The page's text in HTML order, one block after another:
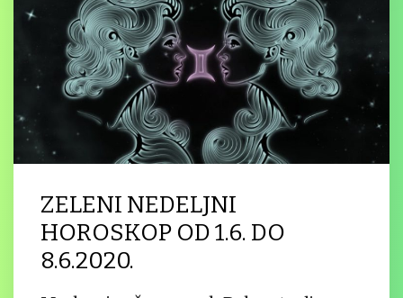
ZELENI NEDELJNI
HOROSKOP OD 1.6. DO
8.6.2020.